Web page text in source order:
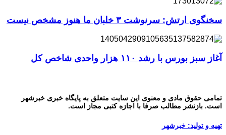
سخنگوی ارتش: سرنوشت ۳ خلبان ما هنوز مشخص نیست
آغاز سبز بورس با رشد ۱۱۰ هزار واحدی شاخص کل
تمامی حقوق مادی و معنوی این سایت متعلق به پایگاه خبری خبرشهر
است. بازنشر مطالب صرفا با اجازه کتبی مجاز است.
تهیه و تولید: خبرشهر